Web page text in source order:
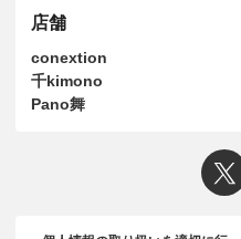
店舗
conextion
千kimono
Pano舞